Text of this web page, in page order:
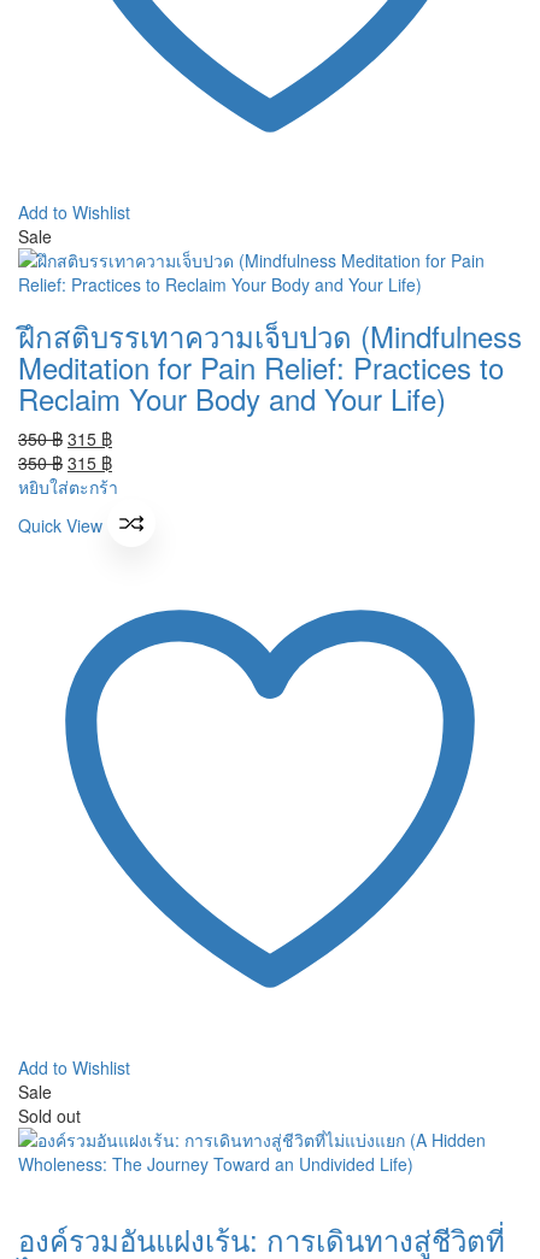
Add to Wishlist
Sale
ฝึกสติบรรเทาความเจ็บปวด (Mindfulness
Meditation for Pain Relief: Practices to
Reclaim Your Body and Your Life)
350฿ Original
price
was:
315 ฿Current
price
is:
315 ฿.
350฿ Original
price
350 ฿.
315 ฿Current
price
315 ฿.
หยิบใส่ตะกร้า
Quick View
Add to Wishlist
Sale
Sold out
องค์รวมอันแฝงเร้น: การเดินทางสู่ชีวิตที่